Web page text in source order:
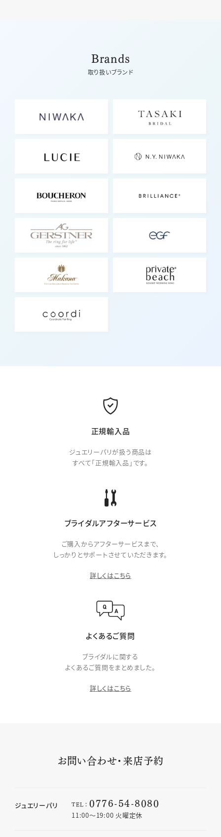
Brands
取り扱いブランド
正規輸入品
ジュエリーパリが扱う商品は
すべて「正規輸入品」です。
ブライダルアフターサービス
ご購入からアフターサービスまで、
しっかりとサポートさせていただきます。
詳しくはこちら
よくあるご質問
ブライダルに関する
よくあるご質問をまとめました。
詳しくはこちら
お問い合わせ・来店予約
ジュエリーパリ TEL： 0776-54-8080
11:00〜19:00 火曜定休